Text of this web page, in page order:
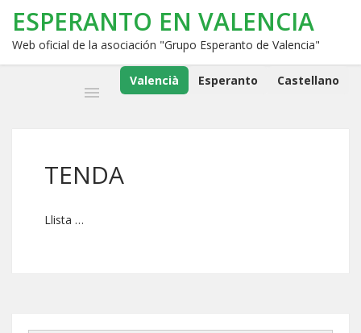
ESPERANTO EN VALENCIA
Web oficial de la asociación "Grupo Esperanto de Valencia"
Valencià Esperanto Castellano
TENDA
Llista …